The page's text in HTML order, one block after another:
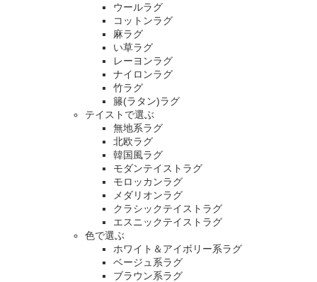
ウールラグ
コットンラグ
麻ラグ
い草ラグ
レーヨンラグ
ナイロンラグ
竹ラグ
籐(ラタン)ラグ
テイストで選ぶ
無地系ラグ
北欧ラグ
韓国風ラグ
モダンテイストラグ
モロッカンラグ
メダリオンラグ
クラシックテイストラグ
エスニックテイストラグ
色で選ぶ
ホワイト＆アイボリー系ラグ
ベージュ系ラグ
ブラウン系ラグ